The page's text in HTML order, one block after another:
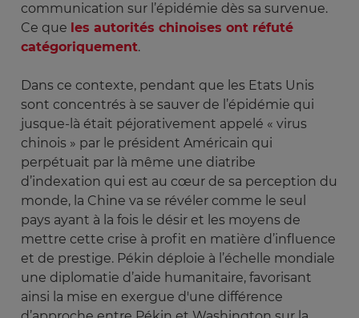
communication sur l’épidémie dès sa survenue.
Ce que les autorités chinoises ont réfuté
catégoriquement.
Dans ce contexte, pendant que les Etats Unis
sont concentrés à se sauver de l’épidémie qui
jusque-là était péjorativement appelé « virus
chinois » par le président Américain qui
perpétuait par là même une diatribe
d’indexation qui est au cœur de sa perception du
monde, la Chine va se révéler comme le seul
pays ayant à la fois le désir et les moyens de
mettre cette crise à profit en matière d’influence
et de prestige. Pékin déploie à l’échelle mondiale
une diplomatie d’aide humanitaire, favorisant
ainsi la mise en exergue d'une différence